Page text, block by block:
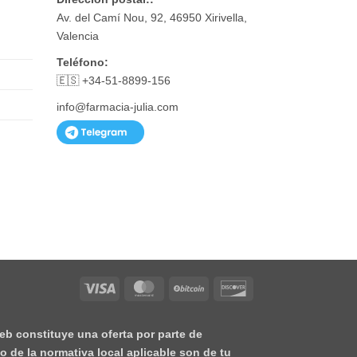
Av. del Camí Nou, 92, 46950 Xirivella,
Valencia
Teléfono:
🇪🇸 +34-51-8899-156
info@farmacia-julia.com
Visa MasterCardBitCoin
constituye una oferta por parte de
de la normativa local aplicable son de tu